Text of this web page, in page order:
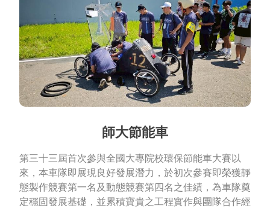
師大節能車
第三十三屆首次參與全國大專院校環保節能車大賽以
來，本車隊即展現良好發展潛力，於初次參賽即榮獲靜
態製作競賽第一名及動態競賽第四名之佳績，為車隊奠
定穩固發展基礎，並累積寶貴之工程實作與團隊合作經